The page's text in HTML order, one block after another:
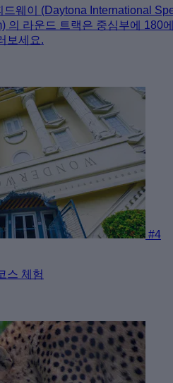
웨이 (Daytona International
의 라운드 트랙은 중심부에 180
보세요.
#4
스 체험